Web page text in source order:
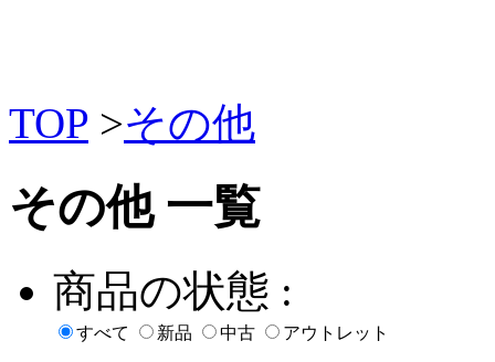
TOP >その他
その他 一覧
商品の状態 :
すべて 新品 中古 アウトレット